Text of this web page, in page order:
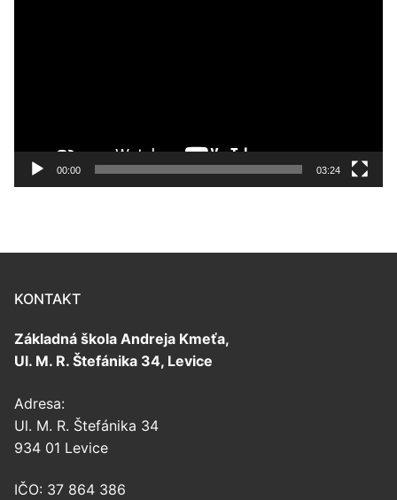
00:00 03:24
KONTAKT
Základná škola Andreja Kmeťa,
Ul. M. R. Štefánika 34, Levice
Adresa:
Ul. M. R. Štefánika 34
934 01 Levice
IČO: 37 864 386